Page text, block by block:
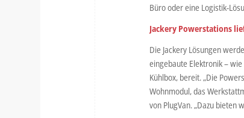
Büro oder eine Logistik-
Jackery Powerstations
Die Jackery Lösungen
eingebaute Elektronik –
Kühlbox, bereit. „Die
Wohnmodul, das
von PlugVan. „Dazu bieten